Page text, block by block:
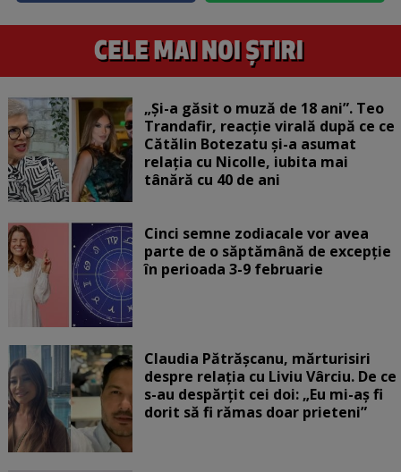
„Și-a găsit o muză de 18 ani”. Teo
Trandafir, reacție virală după ce ce
Cătălin Botezatu și-a asumat
relația cu Nicolle, iubita mai
tânără cu 40 de ani
Cinci semne zodiacale vor avea
parte de o săptămână de excepție
în perioada 3-9 februarie
Claudia Pătrășcanu, mărturisiri
despre relația cu Liviu Vârciu. De ce
s-au despărțit cei doi: „Eu mi-aș fi
dorit să fi rămas doar prieteni”